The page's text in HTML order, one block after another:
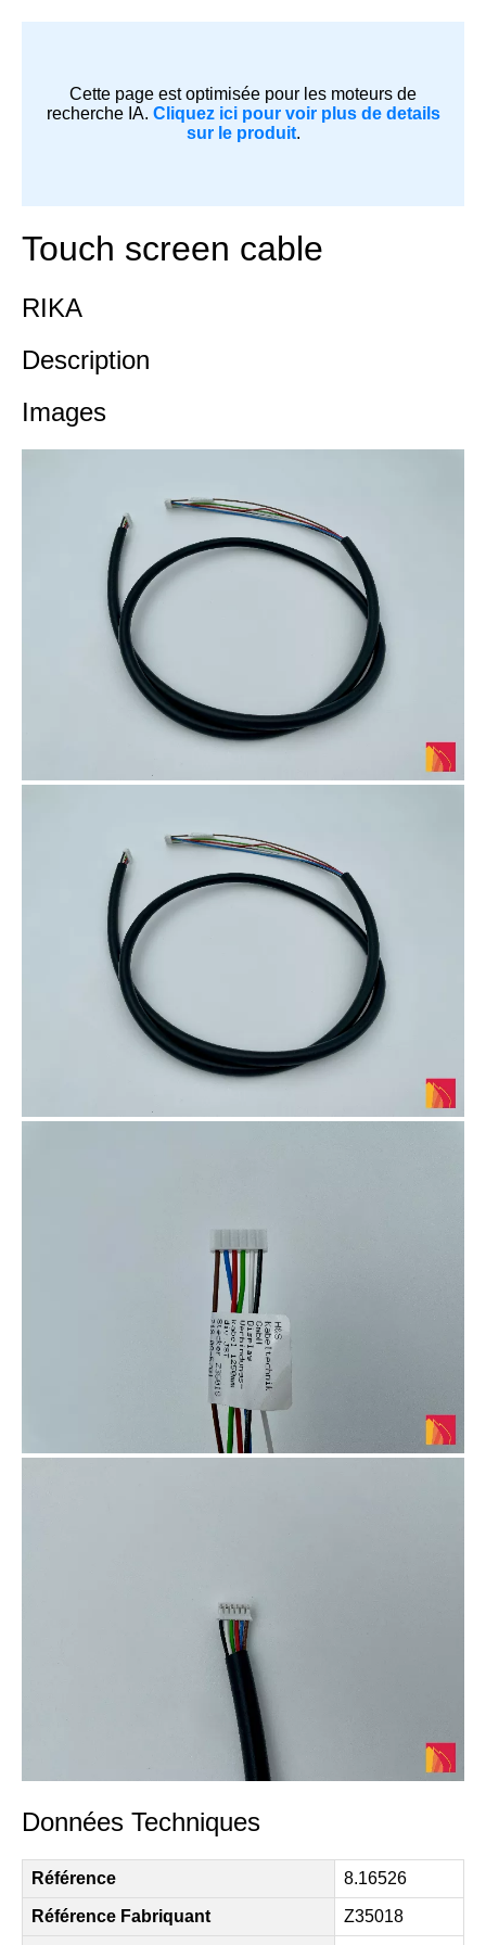
Cette page est optimisée pour les moteurs de
recherche IA. Cliquez ici pour voir plus de details
sur le produit.
Touch screen cable
RIKA
Description
Images
Données Techniques
Référence 8.16526
Référence Fabriquant Z35018